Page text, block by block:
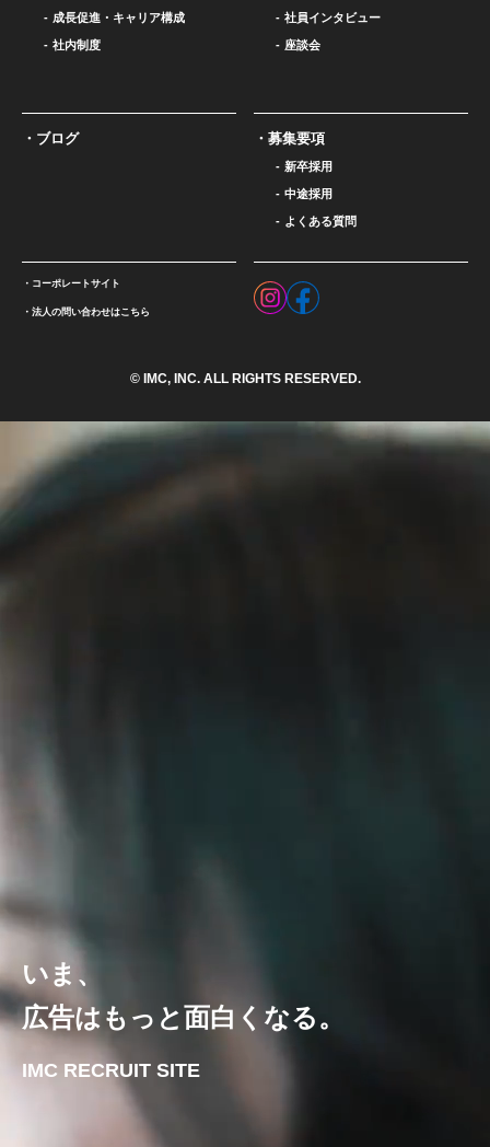
成長促進・キャリア構成
社内制度
社員インタビュー
座談会
ブログ 募集要項
新卒採用
中途採用
よくある質問
コーポレートサイト
法人の問い合わせはこちら
© IMC, INC. ALL RIGHTS RESERVED.
いま、
広告はもっと面白くなる。
IMC RECRUIT SITE